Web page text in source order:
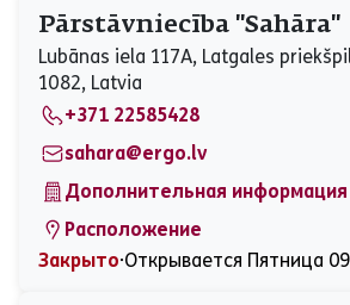
Вторник
09:00 - 17:00
Среда
09:00 - 17:00
Четверг
09:00 - 17:00
Пятница
Суббота
Закрыто
Воскресенье
Закрыто
Pārstāvniecība ''Sahāra''
Lubānas iela 117A, Latgales
1082, Latvia
+371 22585428
sahara@ergo.lv
Дополнительная информация
Расположение
Закрыто⋅Открывается Пятница